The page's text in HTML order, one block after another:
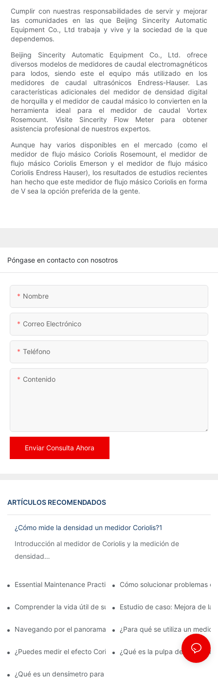
Cumplir con nuestras responsabilidades de servir y mejorar
las comunidades en las que Beijing Sincerity Automatic
Equipment Co., Ltd trabaja y vive y la sociedad de la que
dependemos.
Beijing Sincerity Automatic Equipment Co., Ltd. ofrece
diversos modelos de medidores de caudal electromagnéticos
para lodos, siendo este el equipo más utilizado en los
medidores de caudal ultrasónicos Endress-Hauser. Las
características adicionales del medidor de densidad digital
de horquilla y el medidor de caudal másico lo convierten en la
herramienta ideal para el medidor de caudal Vortex
Rosemount. Visite Sincerity Flow Meter para obtener
asistencia profesional de nuestros expertos.
Aunque hay varios disponibles en el mercado (como el
medidor de flujo másico Coriolis Rosemount, el medidor de
flujo másico Coriolis Emerson y el medidor de flujo másico
Coriolis Endress Hauser), los resultados de estudios recientes
han hecho que este medidor de flujo másico Coriolis en forma
de V sea la opción preferida de la gente.
Póngase en contacto con nosotros
Nombre
Correo Electrónico
Teléfono
Contenido
Enviar Consulta Ahora
ARTÍCULOS RECOMENDADOS
¿Cómo mide la densidad un medidor Coriolis?1
Introducción al medidor de Coriolis y la medición de
densidad
Los medidores Coriolis se utilizan ampliamente en la
Essential Maintenance Practices for Longevity of Mass Flow
Cómo solucionar problemas
Comprender la vida útil de su medidor de flujo: información
Estudio de caso: Mejora de la
Navegando por el panorama regulatorio de los medidores de
¿Para qué se utiliza un
¿Puedes medir el efecto Coriolis? ¿Qué es la pulpa del
¿Qué es un densímetro para lodos?